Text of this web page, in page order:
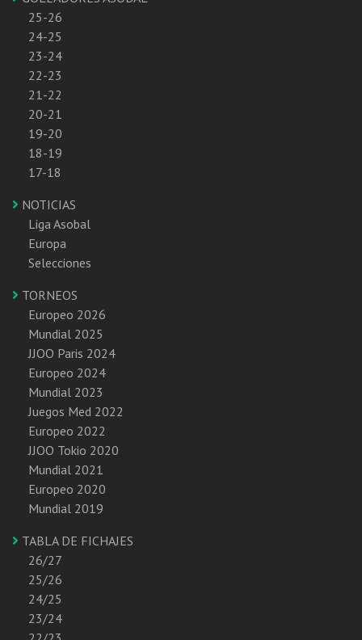
25-26
24-25
23-24
22-23
21-22
20-21
19-20
18-19
17-18
NOTICIAS
Liga Asobal
Europa
Selecciones
TORNEOS
Europeo 2026
Mundial 2025
JJOO Paris 2024
Europeo 2024
Mundial 2023
Juegos Med 2022
Europeo 2022
JJOO Tokio 2020
Mundial 2021
Europeo 2020
Mundial 2019
TABLA DE FICHAJES
26/27
25/26
24/25
23/24